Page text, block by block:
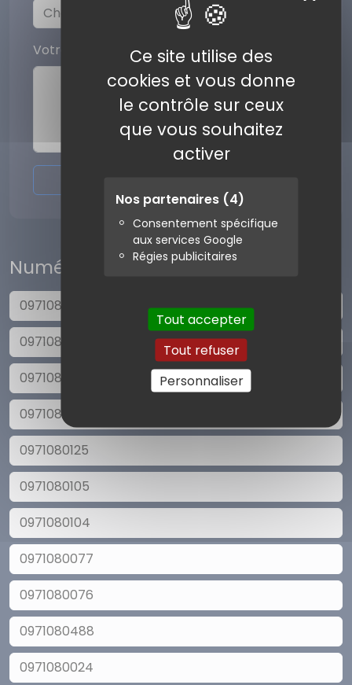
Ce site utilise des
cookies et vous donne
le contrôle sur ceux
que vous souhaitez
activer
Nos partenaires (4)
Consentement spécifique
aux services Google
Régies publicitaires
Tout accepter
Tout refuser
Personnaliser
Votre commentaire
Numéros similaires
0971080269
0971080241
0971080240
0971080216
0971080125
0971080105
0971080104
0971080077
0971080076
0971080488
0971080024